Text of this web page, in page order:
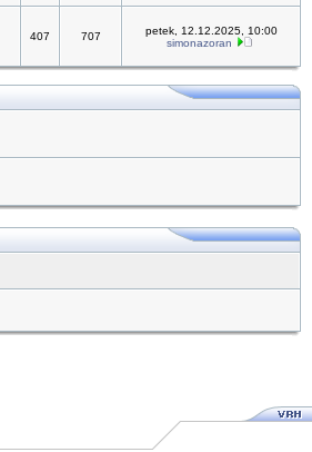
407 707
petek, 12.12.2025, 10:00
simonazoran